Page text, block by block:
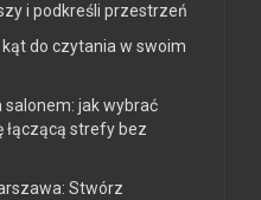
i podkreśli przestrzeń
do czytania w swoim
salonem: jak wybrać
strefy bez
Stwórz